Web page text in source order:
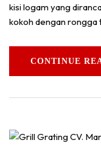
kisi logam yang
kokoh dengan
CONTINUE